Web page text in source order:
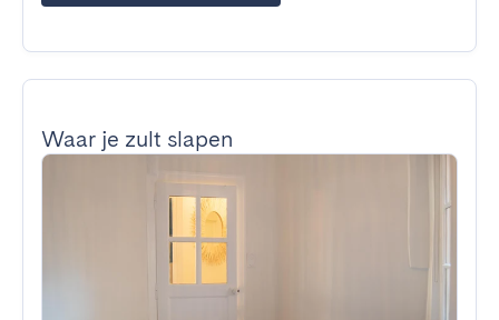
Waar je zult slapen